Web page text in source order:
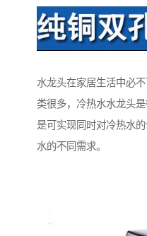
水龙头在家居生活中必
类很多，冷热水水龙头
是可实现同时对冷热水
水的不同需求。